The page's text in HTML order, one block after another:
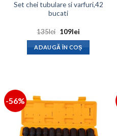
Set chei tubulare si varfuri,42
bucati
135lei Prețul
a
fost:
135lei.
109leiPrețul
este:
109lei.
ADAUGĂ ÎN COȘ
-56%